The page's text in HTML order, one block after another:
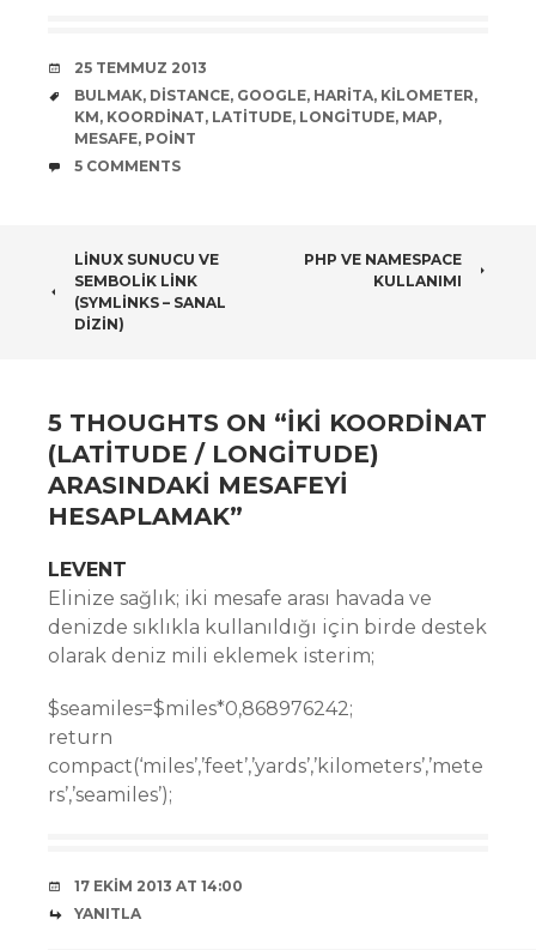
DATE
25 TEMMUZ 2013
TAGS
BULMAK, DISTANCE, GOOGLE, HARITA, KILOMETER,
KM, KOORDINAT, LATITUDE, LONGITUDE, MAP,
MESAFE, POINT
COMMENTS
5 COMMENTS
POST
NAVIGATION
LINUX SUNUCU VE
SEMBOLIK LINK
(SYMLINKS – SANAL
DIZIN)
PHP VE NAMESPACE
KULLANIMI
5 THOUGHTS ON “İKI KOORDINAT
(LATITUDE / LONGITUDE)
ARASINDAKI MESAFEYI
HESAPLAMAK”
LEVENT
Elinize sağlık; iki mesafe arası havada ve
denizde sıklıkla kullanıldığı için birde destek
olarak deniz mili eklemek isterim;
$seamiles=$miles*0,868976242;
return
compact(‘miles’,’feet’,’yards’,’kilometers’,’mete
rs’,’seamiles’);
17 EKIM 2013 AT 14:00
YANITLA